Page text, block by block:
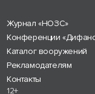
Журнал «НОЗС»
Конференции
Каталог вооружений
Рекламодателям
Контакты
12+